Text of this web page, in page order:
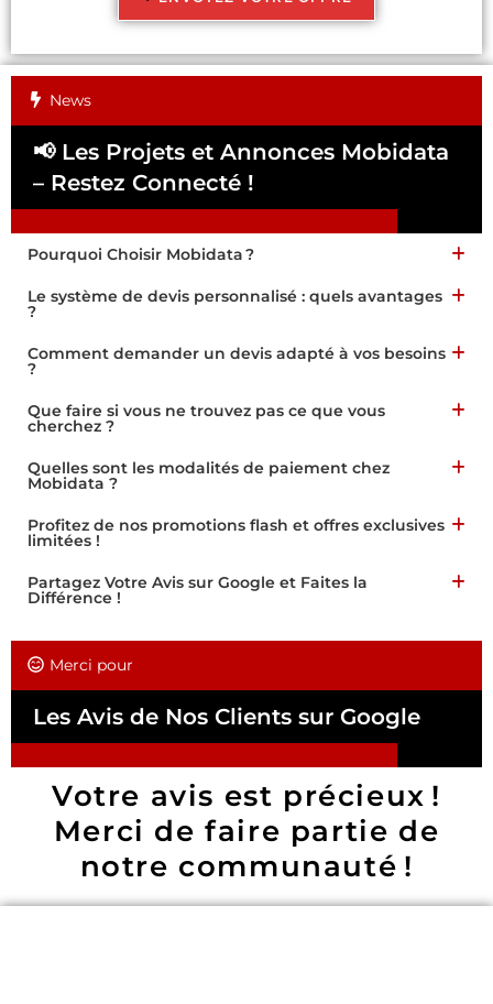
News
📢 Les Projets et Annonces Mobidata
– Restez Connecté !
Pourquoi Choisir Mobidata ?
Le système de devis personnalisé : quels avantages
?
Comment demander un devis adapté à vos besoins
?
Que faire si vous ne trouvez pas ce que vous
cherchez ?
Quelles sont les modalités de paiement chez
Mobidata ?
Profitez de nos promotions flash et offres exclusives
limitées !
Partagez Votre Avis sur Google et Faites la
Différence !
Merci pour
Les Avis de Nos Clients sur Google
Votre avis est précieux !
Merci de faire partie de
notre communauté !